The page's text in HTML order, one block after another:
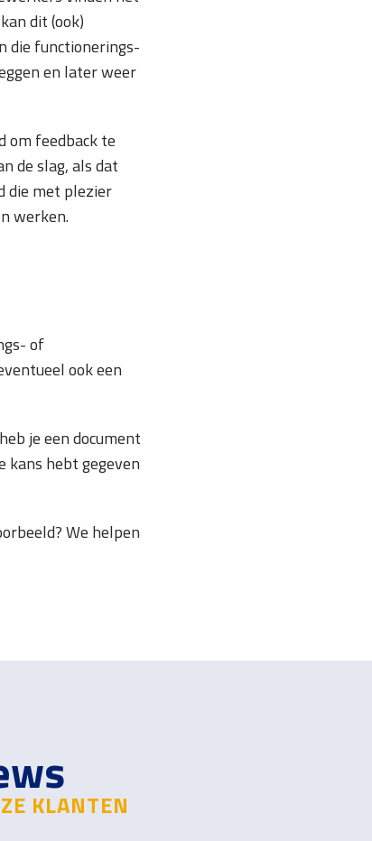
dit (ook)
die functionerings-
en later weer
om feedback te
de slag, als dat
die met plezier
werken.
of
ook een
je een document
kans hebt gegeven
We helpen
KLANTEN